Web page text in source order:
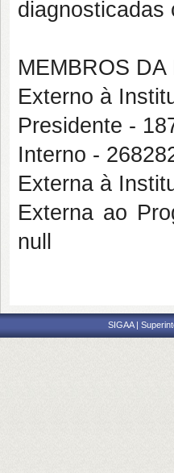
diagnosticadas
MEMBROS DA
Externo à
Presidente -
Interno -
Externa à
Externa ao
null
SIGAA |